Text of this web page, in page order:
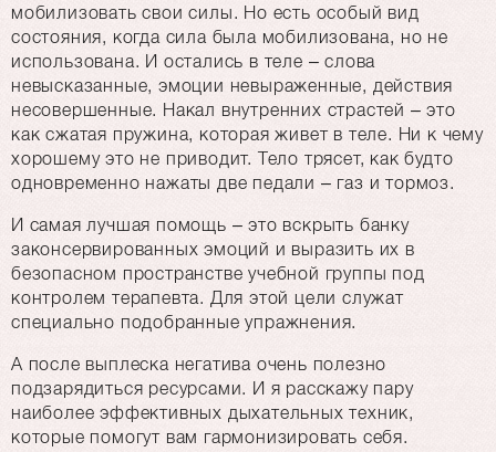
мобилизовать свои силы. Но есть особый вид
состояния, когда сила была мобилизована, но не
использована. И остались в теле – слова
невысказанные, эмоции невыраженные, действия
несовершенные. Накал внутренних страстей – это
как сжатая пружина, которая живет в теле. Ни к чему
хорошему это не приводит. Тело трясет, как будто
одновременно нажаты две педали – газ и тормоз.
И самая лучшая помощь – это вскрыть банку
законсервированных эмоций и выразить их в
безопасном пространстве учебной группы под
контролем терапевта. Для этой цели служат
специально подобранные упражнения.
А после выплеска негатива очень полезно
подзарядиться ресурсами. И я расскажу пару
наиболее эффективных дыхательных техник,
которые помогут вам гармонизировать себя.